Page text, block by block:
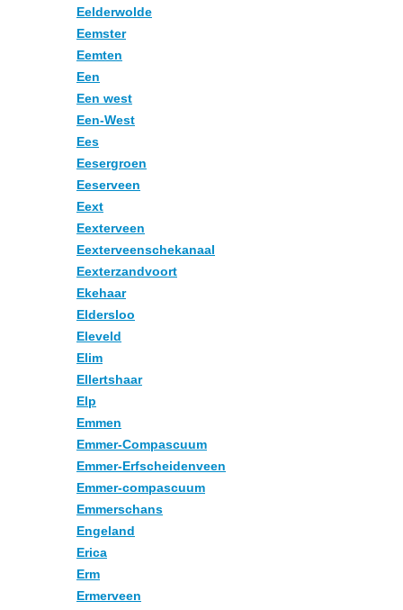
Eelderwolde
Eemster
Eemten
Een
Een west
Een-West
Ees
Eesergroen
Eeserveen
Eext
Eexterveen
Eexterveenschekanaal
Eexterzandvoort
Ekehaar
Eldersloo
Eleveld
Elim
Ellertshaar
Elp
Emmen
Emmer-Compascuum
Emmer-Erfscheidenveen
Emmer-compascuum
Emmerschans
Engeland
Erica
Erm
Ermerveen